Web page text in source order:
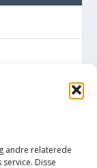
andre relaterede
Disse